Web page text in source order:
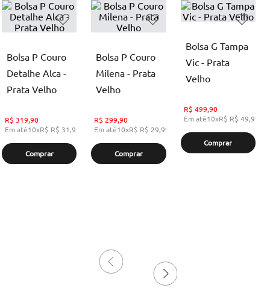
Bolsa P Couro
Detalhe Alca -
Prata Velho
R$ 319,90
Em até10xR$ R$ 31,99 sem juros
Comprar
Bolsa P Couro
Milena - Prata
Velho
R$ 299,90
Em até10xR$ R$ 29,99
Comprar
Bolsa G Tampa
Vic - Prata
Velho
R$ 499,90
Em até10xR$ R$ 49,99
Comprar